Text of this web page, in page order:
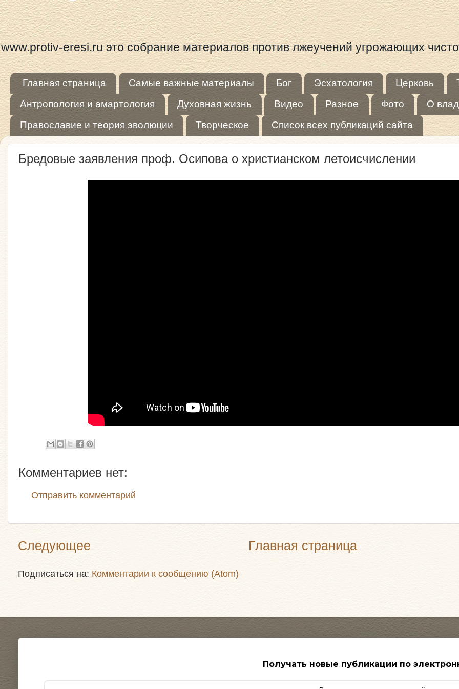
www.protiv-eresi.ru это собрание материалов против лжеучений угрожающих
Главная страница Самые важные материалы Бог Эсхатология Церковь
Антропология и амартология
Духовная жизнь Видео Разное Фото О
Православие и теория эволюции
Творческое Список всех публикаций сайта
Бредовые заявления проф. Осипова о христианском летоисчислении
Комментариев нет:
Отправить комментарий
Следующее Главная страница
Подписаться на: Комментарии к сообщению (Atom)
Получать новые публикации по